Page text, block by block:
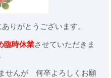
りがとうございます。
臨時休業させていただきま
せんが 何卒よろしくお願